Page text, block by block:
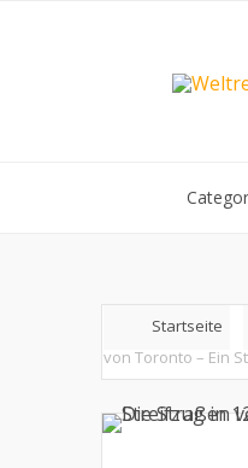
Startseite
von Toronto – Ein